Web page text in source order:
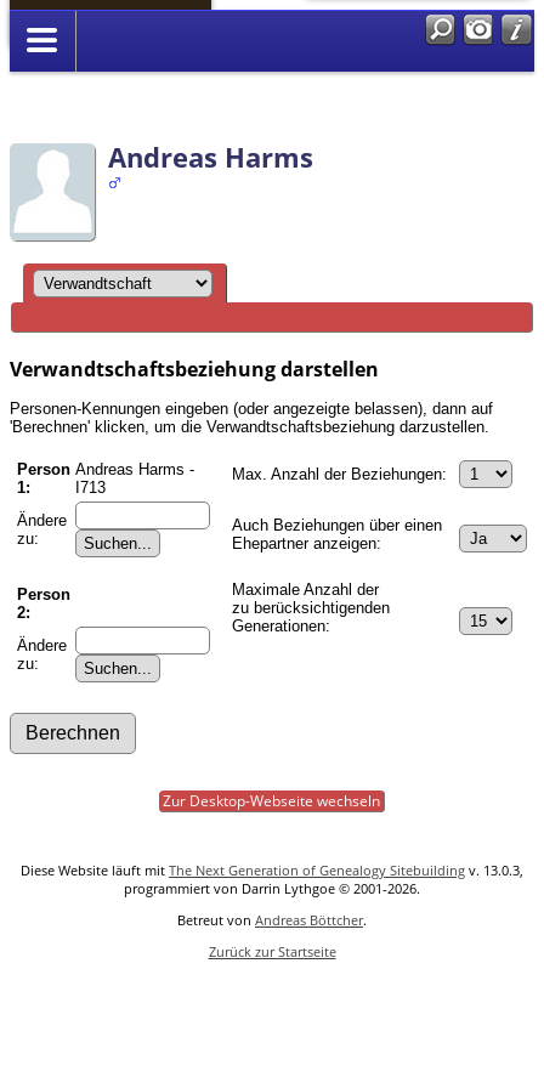
Anmelden
Andreas Harms
Verwandtschaftsbeziehung darstellen
Personen-Kennungen eingeben (oder angezeigte belassen), dann auf
'Berechnen' klicken, um die Verwandtschaftsbeziehung darzustellen.
Person
1:
Andreas Harms -
I713
Ändere
zu:
Person
2:
Ändere
zu:
Max. Anzahl der Beziehungen:
Auch Beziehungen über einen
Ehepartner anzeigen:
Maximale Anzahl der
zu berücksichtigenden
Generationen:
Zur Desktop-Webseite wechseln
Diese Website läuft mit The Next Generation of Genealogy Sitebuilding v. 13.0.3,
programmiert von Darrin Lythgoe © 2001-2026.
Betreut von Andreas Böttcher.
Zurück zur Startseite